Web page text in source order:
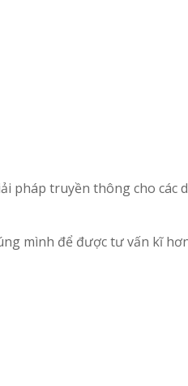
pháp truyền thông cho
mình để được tư vấn kĩ